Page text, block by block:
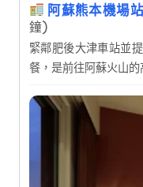
阿蘇熊本機場
鐘)
緊鄰肥後大津車站並
餐，是前往阿蘇火山的